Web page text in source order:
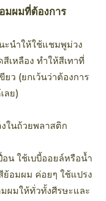
มผมที่ต้องการ
ะนำให้ใช้แชมพูม่วง
เหลือง ทำให้สีเทาที่
ว (ยกเว้นว่าต้องการ
ลย)
ในถ้วยพลาสติก
น ใช้เบบี้ออยล์หรือน้ำ
อมผม ค่อยๆ ใช้แปรง
ผมให้ทั่วทั้งศีรษะและ